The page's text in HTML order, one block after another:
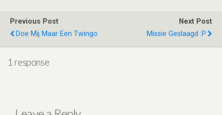
er dI
n
t
A
p
o
Previous Post
Doe Mij Maar Een Twingo
Next Post
Missie Geslaagd :P
1 response